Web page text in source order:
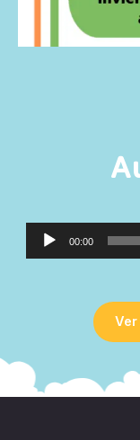
Reproductor
de
00:00